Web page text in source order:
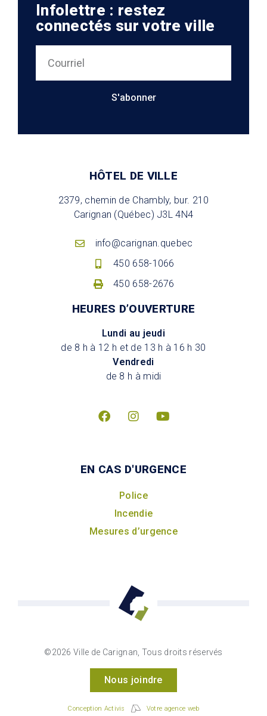
Infolettre : restez
connectés sur votre ville
S'abonner
HÔTEL DE VILLE
2379, chemin de Chambly, bur. 210
Carignan (Québec) J3L 4N4
info@carignan.quebec
450 658-1066
450 658-2676
HEURES D’OUVERTURE
Lundi au jeudi
de 8 h à 12 h et de 13 h à 16 h 30
Vendredi
de 8 h à midi
EN CAS D'URGENCE
Police
Incendie
Mesures d’urgence
©2026 Ville de Carignan, Tous droits réservés
Nous joindre
Conception Activis Votre agence web